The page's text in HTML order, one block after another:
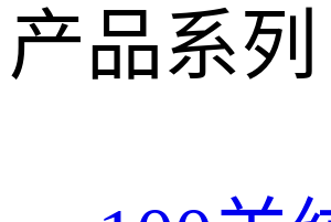
产品系列